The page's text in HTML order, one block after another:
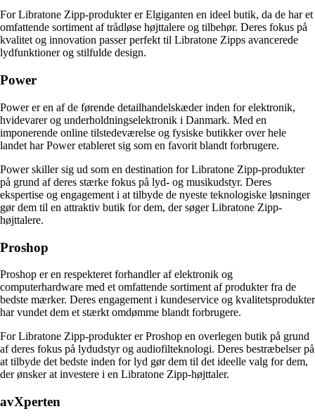
For Libratone Zipp-produkter er Elgiganten en ideel butik, da de har et
omfattende sortiment af trådløse højttalere og tilbehør. Deres fokus på
kvalitet og innovation passer perfekt til Libratone Zipps avancerede
lydfunktioner og stilfulde design.
Power
Power er en af de førende detailhandelskæder inden for elektronik,
hvidevarer og underholdningselektronik i Danmark. Med en
imponerende online tilstedeværelse og fysiske butikker over hele
landet har Power etableret sig som en favorit blandt forbrugere.
Power skiller sig ud som en destination for Libratone Zipp-produkter
på grund af deres stærke fokus på lyd- og musikudstyr. Deres
ekspertise og engagement i at tilbyde de nyeste teknologiske løsninger
gør dem til en attraktiv butik for dem, der søger Libratone Zipp-
højttalere.
Proshop
Proshop er en respekteret forhandler af elektronik og
computerhardware med et omfattende sortiment af produkter fra de
bedste mærker. Deres engagement i kundeservice og kvalitetsprodukter
har vundet dem et stærkt omdømme blandt forbrugere.
For Libratone Zipp-produkter er Proshop en overlegen butik på grund
af deres fokus på lydudstyr og audiofilteknologi. Deres bestræbelser på
at tilbyde det bedste inden for lyd gør dem til det ideelle valg for dem,
der ønsker at investere i en Libratone Zipp-højttaler.
avXperten